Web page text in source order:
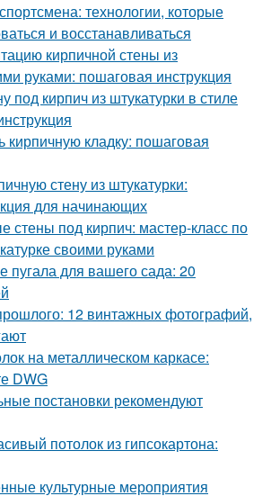
технологии, которые
и восстанавливаться
кирпичной стены из
руками: пошаговая инструкция
под кирпич из штукатурки в стиле
кирпичную кладку: пошаговая
стену из штукатурки:
для начинающих
стены под кирпич: мастер-класс по
своими руками
пугала для вашего сада: 20
12 винтажных фотографий,
на металлическом каркасе:
DWG
постановки рекомендуют
потолок из гипсокартона:
культурные мероприятия